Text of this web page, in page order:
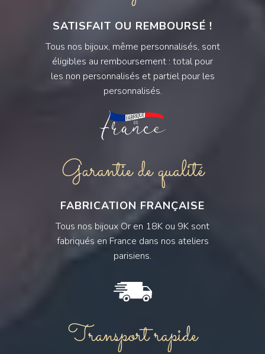
SATISFAIT OU REMBOURSÉ !
Tous nos bijoux, même personnalisés, sont
éligibles au remboursement : total pour
les non personnalisés et partiel pour les
personnalisés.
Garantie de qualité
FABRICATION FRANÇAISE
Tous nos bijoux Or en 18K ou 9K sont
fabriqués en France dans nos ateliers
parisiens.
Transport rapide